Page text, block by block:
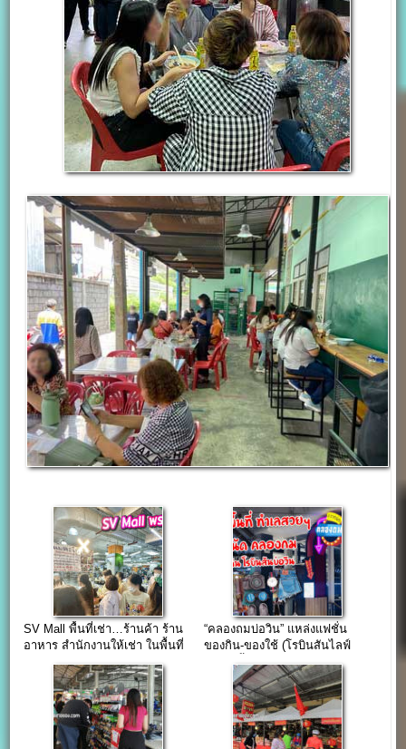
SV Mall พื้นที่เช่า…ร้านค้า ร้าน
อาหาร สำนักงานให้เช่า ในพื้นที่
“คลองถมบ่อวิน” แหล่งแฟชั่น
ของกิน-ของใช้ (โรบินสันไลฟ์